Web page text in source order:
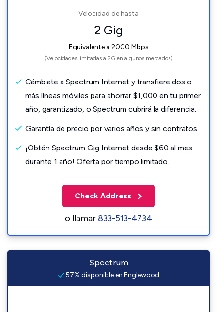
Velocidad de hasta
2 Gig
Equivalente a 2000 Mbps
(Velocidades limitadas a 2G en algunos mercados)
Cámbiate a Spectrum Internet y transfiere dos o
más líneas móviles para ahorrar $1,000 en tu primer
año, garantizado, o Spectrum cubrirá la diferencia.
Garantía de precio por varios años y sin contratos.
¡Obtén Spectrum Gig Internet desde $60 al mes
durante 1 año! Oferta por tiempo limitado.
Check Address
o llamar833-513-4734
Spectrum
57% disponible en Englewood